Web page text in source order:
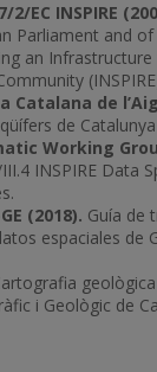
EC INSPIRE
Parliament and
an
Catalana de
de
Working
INSPIRE Data
(2018). Guía de
espaciales de
i Geològic de